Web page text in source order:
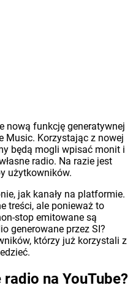
nową funkcję generatywnej
Music. Korzystając z nowej
będą mogli wpisać monit i
radio. Na razie jest
użytkowników.
jak kanały na platformie.
treści, ale ponieważ to
stop emitowane są
generowane przez SI?
którzy już korzystali z
na YouTube?